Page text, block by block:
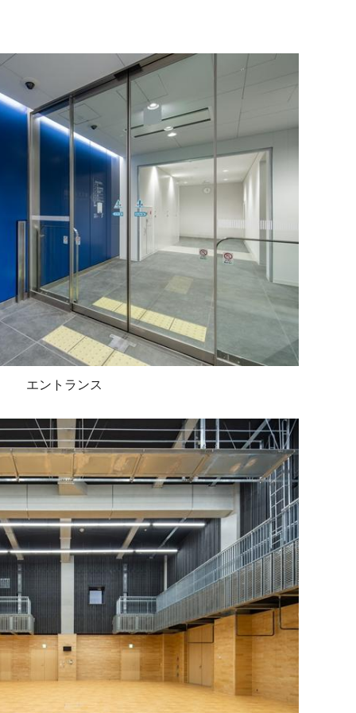
エントランス